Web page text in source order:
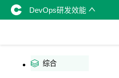
DevOps研发效能
综合